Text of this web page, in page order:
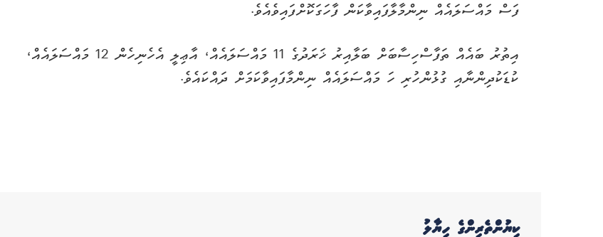
ފަސް މައްސަލައެއް ނިންމާލާފައިވާކަން ފާހަގަކޮށްފައިވެއެވެ.
އިތުރު ބައެއް ތަފާސްހިސާބަށް ބަލާއިރު ޚަރަދުގެ 11 މައްސަލައެއް، އާޢިލީ އެހެނިހެން 12 މައްސަލައެއް،
ކުޑަކުދިންނާއި ގުޅުންހުރި ހަ މައްސަލައެއް ނިންމާފައިވާކަމަށް ދައްކައެވެ.
ކިޔުންތެރިންގެ ހިޔާލު